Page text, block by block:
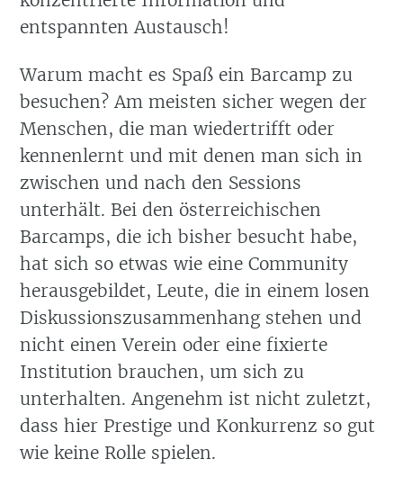
entspannten Austausch!
Warum macht es Spaß ein Barcamp zu
besuchen? Am meisten sicher wegen der
Menschen, die man wiedertrifft oder
kennenlernt und mit denen man sich in
zwischen und nach den Sessions
unterhält. Bei den österreichischen
Barcamps, die ich bisher besucht habe,
hat sich so etwas wie eine Community
herausgebildet, Leute, die in einem losen
Diskussionszusammenhang stehen und
nicht einen Verein oder eine fixierte
Institution brauchen, um sich zu
unterhalten. Angenehm ist nicht zuletzt,
dass hier Prestige und Konkurrenz so gut
wie keine Rolle spielen.